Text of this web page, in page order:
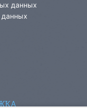
данных
данных